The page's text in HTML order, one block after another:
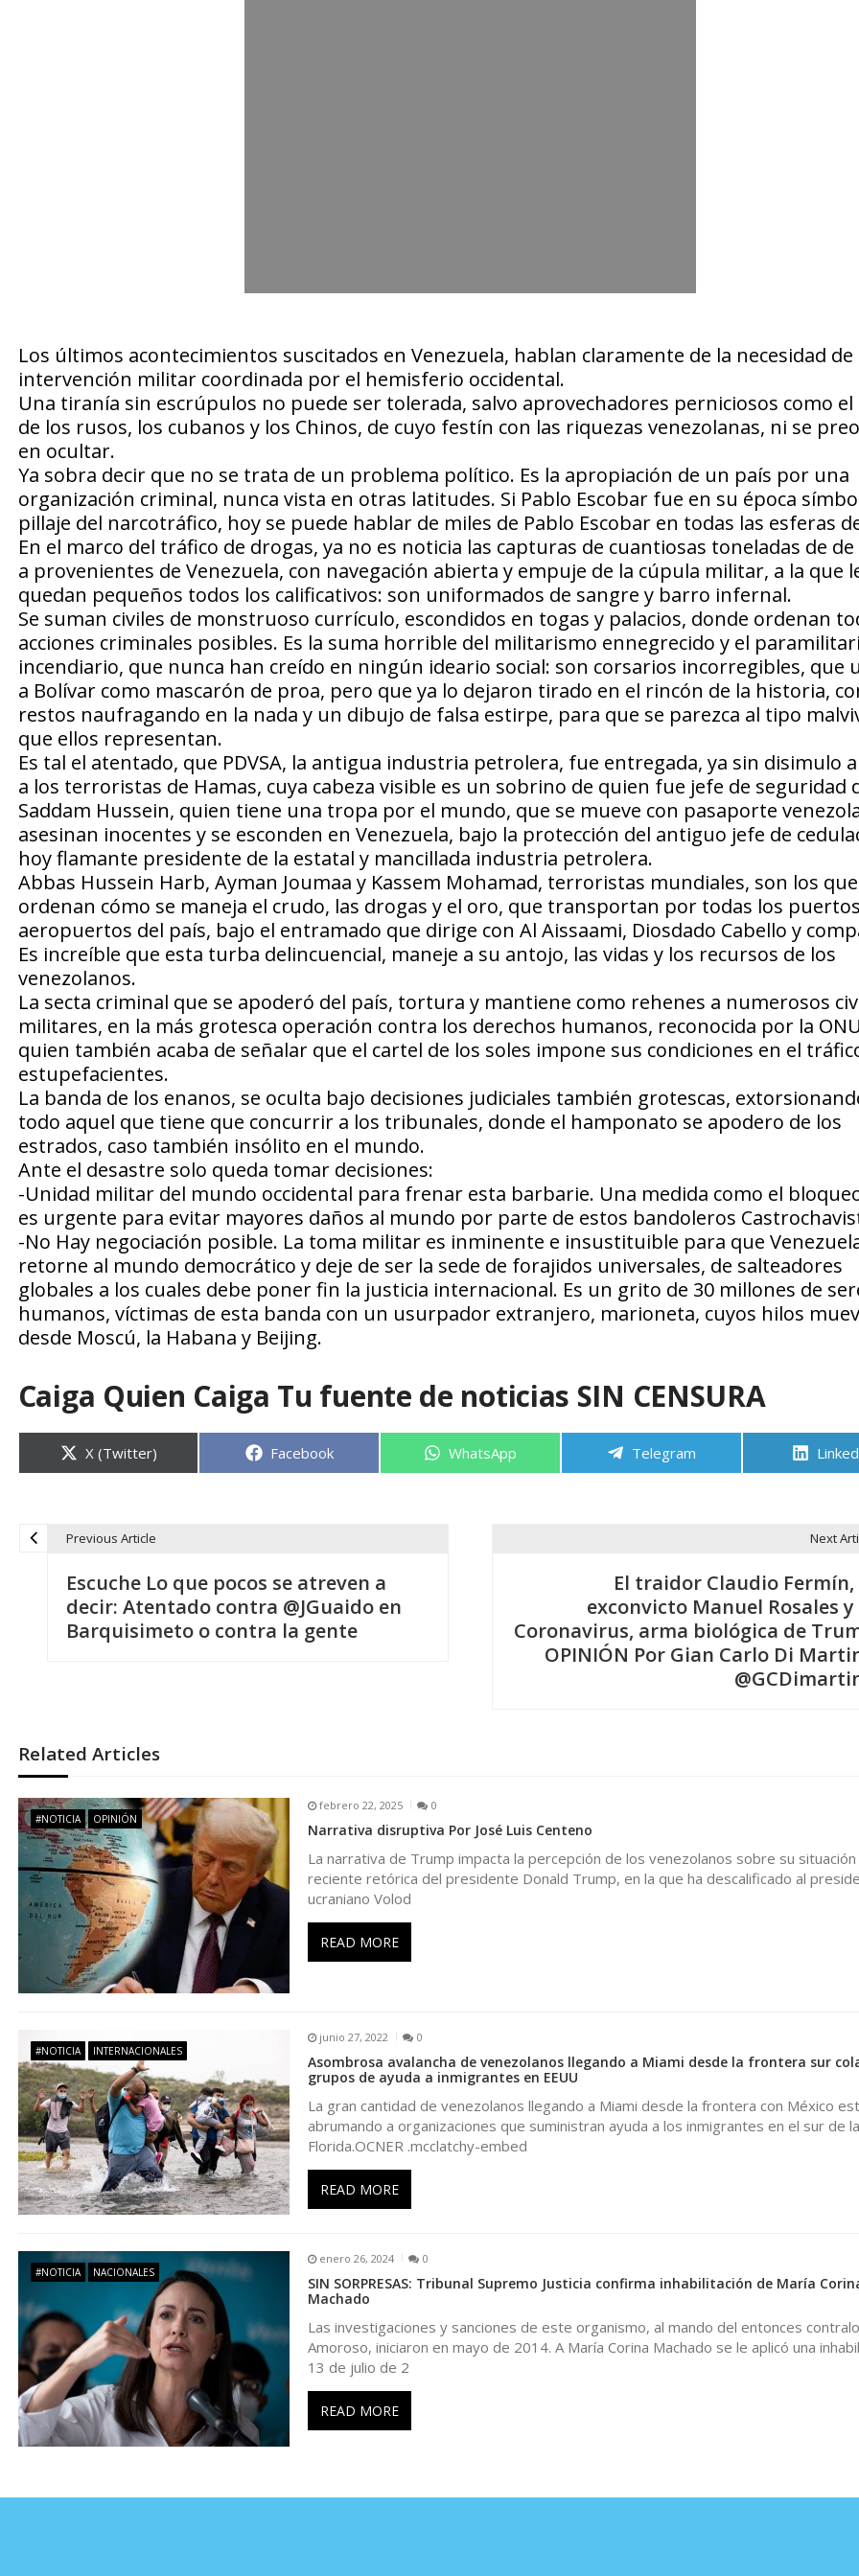
Los últimos acontecimientos suscitados en Venezuela, hablan claramente de la necesidad de
intervención militar coordinada por el hemisferio occidental.
Una tiranía sin escrúpulos no puede ser tolerada, salvo aprovechadores perniciosos como el
de los rusos, los cubanos y los Chinos, de cuyo festín con las riquezas venezolanas, ni se
en ocultar.
Ya sobra decir que no se trata de un problema político. Es la apropiación de un país por una
organización criminal, nunca vista en otras latitudes. Si Pablo Escobar fue en su época
pillaje del narcotráfico, hoy se puede hablar de miles de Pablo Escobar en todas las esferas
En el marco del tráfico de drogas, ya no es noticia las capturas de cuantiosas toneladas de
a provenientes de Venezuela, con navegación abierta y empuje de la cúpula militar, a la que
quedan pequeños todos los calificativos: son uniformados de sangre y barro infernal.
Se suman civiles de monstruoso currículo, escondidos en togas y palacios, donde ordenan
acciones criminales posibles. Es la suma horrible del militarismo ennegrecido y el
incendiario, que nunca han creído en ningún ideario social: son corsarios incorregibles, que
a Bolívar como mascarón de proa, pero que ya lo dejaron tirado en el rincón de la historia,
restos naufragando en la nada y un dibujo de falsa estirpe, para que se parezca al tipo
que ellos representan.
Es tal el atentado, que PDVSA, la antigua industria petrolera, fue entregada, ya sin disimulo
a los terroristas de Hamas, cuya cabeza visible es un sobrino de quien fue jefe de seguridad
Saddam Hussein, quien tiene una tropa por el mundo, que se mueve con pasaporte
asesinan inocentes y se esconden en Venezuela, bajo la protección del antiguo jefe de
hoy flamante presidente de la estatal y mancillada industria petrolera.
Abbas Hussein Harb, Ayman Joumaa y Kassem Mohamad, terroristas mundiales, son los que
ordenan cómo se maneja el crudo, las drogas y el oro, que transportan por todas los
aeropuertos del país, bajo el entramado que dirige con Al Aissaami, Diosdado Cabello y
Es increíble que esta turba delincuencial, maneje a su antojo, las vidas y los recursos de los
venezolanos.
La secta criminal que se apoderó del país, tortura y mantiene como rehenes a numerosos
militares, en la más grotesca operación contra los derechos humanos, reconocida por la
quien también acaba de señalar que el cartel de los soles impone sus condiciones en el
estupefacientes.
La banda de los enanos, se oculta bajo decisiones judiciales también grotescas,
todo aquel que tiene que concurrir a los tribunales, donde el hamponato se apodero de los
estrados, caso también insólito en el mundo.
Ante el desastre solo queda tomar decisiones:
-Unidad militar del mundo occidental para frenar esta barbarie. Una medida como el
es urgente para evitar mayores daños al mundo por parte de estos bandoleros
-No Hay negociación posible. La toma militar es inminente e insustituible para que
retorne al mundo democrático y deje de ser la sede de forajidos universales, de salteadores
globales a los cuales debe poner fin la justicia internacional. Es un grito de 30 millones de
humanos, víctimas de esta banda con un usurpador extranjero, marioneta, cuyos hilos
desde Moscú, la Habana y Beijing.
Caiga Quien Caiga Tu fuente de noticias SIN CENSURA
Compartir
en
X (Twitter) Compartir
Facebook Compartir
WhatsApp Compartir
Telegram
g
a
c
i
ó
n
d
e
e
n
r
a
d
a
Previous Article
Escuche Lo que pocos se atreven a
decir: Atentado contra @JGuaido en
Barquisimeto o contra la gente
Next
El traidor Claudio Fermín,
exconvicto Manuel Rosales y
Coronavirus, arma biológica de
OPINIÓN Por Gian Carlo Di
Related Articles
#NOTICIA OPINIÓN
febrero 22, 2025 0
Narrativa disruptiva Por José Luis Centeno
La narrativa de Trump impacta la percepción de los venezolanos sobre su situación
reciente retórica del presidente Donald Trump, en la que ha descalificado al
ucraniano Volod
READ MORE
#NOTICIA INTERNACIONALES
junio 27, 2022 0
Asombrosa avalancha de venezolanos llegando a Miami desde la frontera sur
grupos de ayuda a inmigrantes en EEUU
La gran cantidad de venezolanos llegando a Miami desde la frontera con México
abrumando a organizaciones que suministran ayuda a los inmigrantes en el sur de la
Florida.OCNER .mcclatchy-embed
READ MORE
#NOTICIA NACIONALES
enero 26, 2024 0
SIN SORPRESAS: Tribunal Supremo Justicia confirma inhabilitación de María
Machado
Las investigaciones y sanciones de este organismo, al mando del entonces
Amoroso, iniciaron en mayo de 2014. A María Corina Machado se le aplicó una
13 de julio de 2
READ MORE